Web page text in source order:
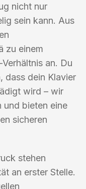
nicht nur
sein kann. Aus
zu einem
an. Du
dass dein Klavier
wird – wir
und bieten eine
sicheren
stehen
an erster Stelle.